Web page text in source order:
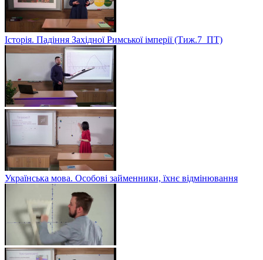
Історія. Падіння Західної Римської імперії (Тиж.7_ПТ)
Українська мова. Особові займенники, їхнє відмінювання